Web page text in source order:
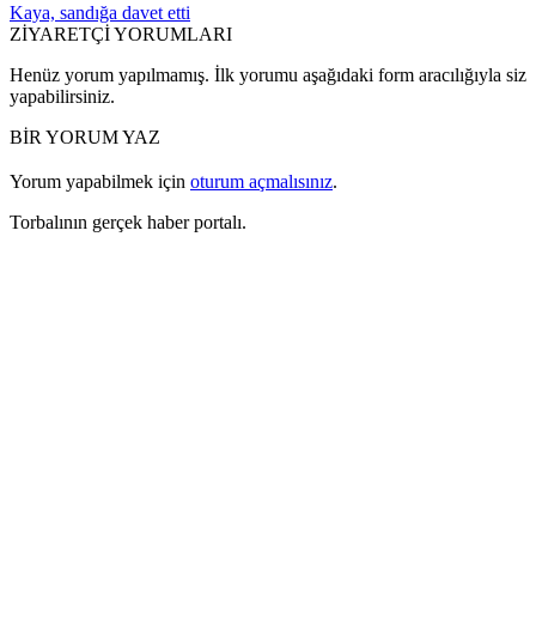
Kaya, sandığa davet etti
ZİYARETÇİ YORUMLARI
Henüz yorum yapılmamış. İlk yorumu aşağıdaki form aracılığıyla siz
yapabilirsiniz.
BİR YORUM YAZ
Yorum yapabilmek için oturum açmalısınız.
Torbalının gerçek haber portalı.